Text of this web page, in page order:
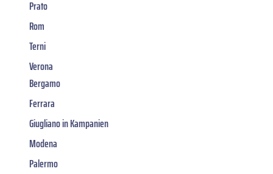
Prato
Rom
Terni
Verona
Bergamo
Ferrara
Giugliano in Kampanien
Modena
Palermo